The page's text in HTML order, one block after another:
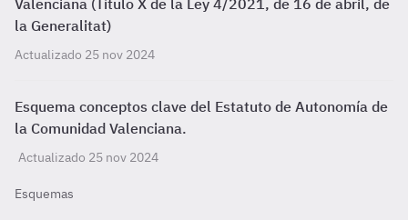
Valenciana (Título X de la Ley 4/2021, de 16 de abril, de
la Generalitat)
Actualizado 25 nov 2024
Esquema conceptos clave del Estatuto de Autonomía de
la Comunidad Valenciana.
Actualizado 25 nov 2024
Esquemas